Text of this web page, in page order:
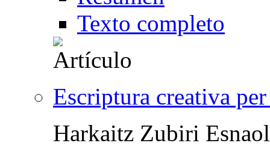
Texto completo
Escriptura creativa
Harkaitz Zubiri